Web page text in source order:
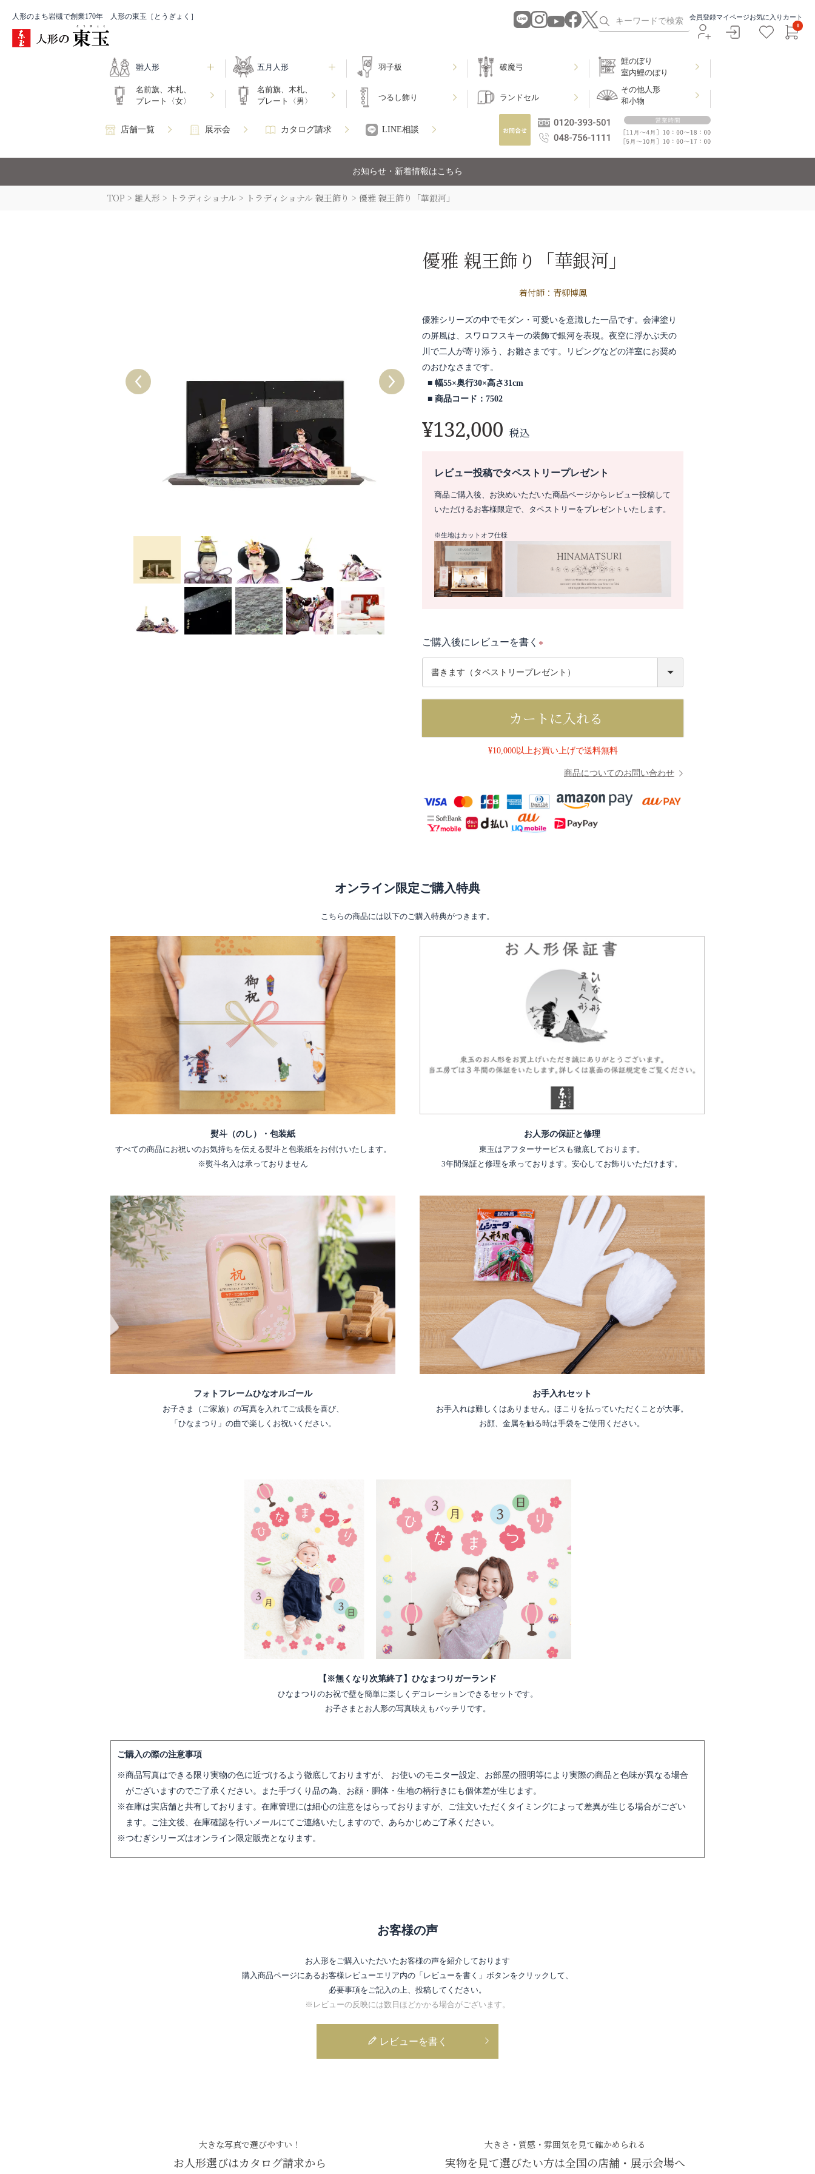
人形のまち岩槻で創業170年 人形の東玉［とうぎょく］ 会員登録マイページお気に入り カート
0
雛人形 五月人形 羽子板 破魔弓
鯉のぼり
室内鯉のぼり
名前旗、木札、
プレート〈女〉
名前旗、木札、
プレート〈男〉
つるし飾り ランドセル
その他人形
和小物
店舗一覧 展示会 カタログ請求 LINE相談
お知らせ・新着情報はこちら
TOP 雛人形 トラディショナル トラディショナル 親王飾り 優雅 親王飾り「華銀河」
優雅 親王飾り「華銀河」
着付師：青柳博鳳
優雅シリーズの中でモダン・可愛いを意識した一品です。会津塗り
の屏風は、スワロフスキーの装飾で銀河を表現。夜空に浮かぶ天の
川で二人が寄り添う、お雛さまです。リビングなどの洋室にお奨め
のおひなさまです。
幅55×奥行30×高さ31cm
商品コード：7502
¥132,000 税込
レビュー投稿でタペストリープレゼント
商品ご購入後、お決めいただいた商品ページからレビュー投稿して
いただけるお客様限定で、タペストリーをプレゼントいたします。
※生地はカットオフ仕様
ご購入後にレビューを書く
須
)
カートに入れる
¥10,000以上お買い上げで送料無料
商品についてのお問い合わせ
オンライン限定ご購入特典
こちらの商品には以下のご購入特典がつきます。
熨斗（のし）・包装紙
すべての商品にお祝いのお気持ちを伝える熨斗と包装紙をお付けいたします。
※熨斗名入は承っておりません
お人形の保証と修理
東玉はアフターサービスも徹底しております。
3年間保証と修理を承っております。安心してお飾りいただけます。
フォトフレームひなオルゴール
お子さま（ご家族）の写真を入れてご成長を喜び、
「ひなまつり」の曲で楽しくお祝いください。
お手入れセット
お手入れは難しくはありません。ほこりを払っていただくことが大事。
お顔、金属を触る時は手袋をご使用ください。
【※無くなり次第終了】ひなまつりガーランド
ひなまつりのお祝で壁を簡単に楽しくデコレーションできるセットです。
お子さまとお人形の写真映えもバッチリです。
ご購入の際の注意事項
商品写真はできる限り実物の色に近づけるよう徹底しておりますが、 お使いのモニター設定、お部屋の照明等により実際の商品と色味が異なる場合
がございますのでご了承ください。また手づくり品の為、お顔・胴体・生地の柄行きにも個体差が生じます。
在庫は実店舗と共有しております。在庫管理には細心の注意をはらっておりますが、ご注文いただくタイミングによって差異が生じる場合がござい
ます。ご注文後、在庫確認を行いメールにてご連絡いたしますので、あらかじめご了承ください。
つむぎシリーズはオンライン限定販売となります。
お客様の声
お人形をご購入いただいたお客様の声を紹介しております
購入商品ページにあるお客様レビューエリア内の 「レビューを書く」ボタンをクリックして、
必要事項をご記入の上、投稿してください。
※レビューの反映には数日ほどかかる場合がございます。
レビューを書く
大きな写真で選びやすい！
お人形選びはカタログ請求から
大きさ・質感・雰囲気を見て確かめられる
実物を見て選びたい方は全国の店舗・展示会場へ